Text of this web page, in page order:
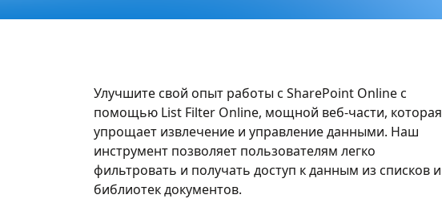
Улучшите свой опыт работы с SharePoint Online с
помощью List Filter Online, мощной веб-части, которая
упрощает извлечение и управление данными. Наш
инструмент позволяет пользователям легко
фильтровать и получать доступ к данным из списков и
библиотек документов.